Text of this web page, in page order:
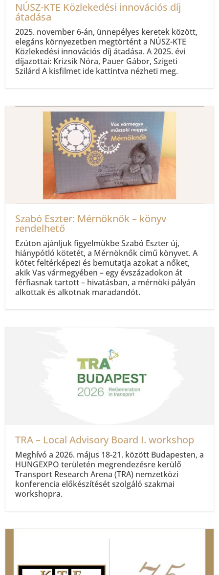
NÚSZ-KTE Közlekedési innovációs díj
átadása
2025. november 6-án, ünnepélyes keretek között,
elegáns környezetben megtörtént a NÚSZ-KTE
Közlekedési innovációs díj átadása. A 2025. évi
díjazottai: Krizsik Nóra, Pauer Gábor, Szigeti
Szilárd A kisfilmet ide kattintva nézheti meg.
Szabó Eszter: Mérnöknők – könyv
rendelhető
Ezúton ajánljuk figyelmükbe Szabó Eszter új,
hiánypótló kötetét, a Mérnöknők című könyvet. A
kötet feltérképezi és bemutatja azokat a nőket,
akik Vas vármegyében – egy évszázadokon át
férfiasnak tartott – hivatásban, a mérnöki pályán
alkottak és alkotnak maradandót.
TRA – Local Advisory Board I. workshop
Meghívó a 2026. május 18-21. között Budapesten, a
HUNGEXPO területén megrendezésre kerülő
Transport Research Arena (TRA) nemzetközi
konferencia előkészítését szolgáló szakmai
workshopra.